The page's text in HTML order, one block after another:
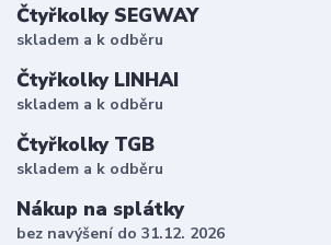
Čtyřkolky SEGWAY
skladem a k odběru
Čtyřkolky LINHAI
skladem a k odběru
Čtyřkolky TGB
skladem a k odběru
Nákup na splátky
bez navýšení do 31.12. 2026